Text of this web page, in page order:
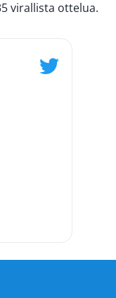
virallista ottelua.